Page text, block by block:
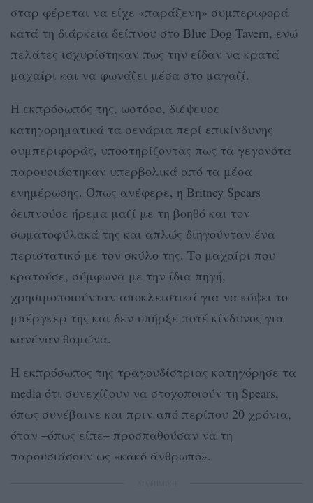
σταρ φέρεται να είχε «παράξενη» συμπεριφορά
κατά τη διάρκεια δείπνου στο Blue Dog Tavern, ενώ
πελάτες ισχυρίστηκαν πως την είδαν να κρατά
μαχαίρι και να φωνάζει μέσα στο μαγαζί.
Η εκπρόσωπός της, ωστόσο, διέψευσε
κατηγορηματικά τα σενάρια περί επικίνδυνης
συμπεριφοράς, υποστηρίζοντας πως τα γεγονότα
παρουσιάστηκαν υπερβολικά από τα μέσα
ενημέρωσης. Όπως ανέφερε, η Britney Spears
δειπνούσε ήρεμα μαζί με τη βοηθό και τον
σωματοφύλακά της και απλώς διηγούνταν ένα
περιστατικό με τον σκύλο της. Το μαχαίρι που
κρατούσε, σύμφωνα με την ίδια πηγή,
χρησιμοποιούνταν αποκλειστικά για να κόψει το
μπέργκερ της και δεν υπήρξε ποτέ κίνδυνος για
κανέναν θαμώνα.
Η εκπρόσωπος της τραγουδίστριας κατηγόρησε τα
media ότι συνεχίζουν να στοχοποιούν τη Spears,
όπως συνέβαινε και πριν από περίπου 20 χρόνια,
όταν –όπως είπε– προσπαθούσαν να τη
παρουσιάσουν ως «κακό άνθρωπο».